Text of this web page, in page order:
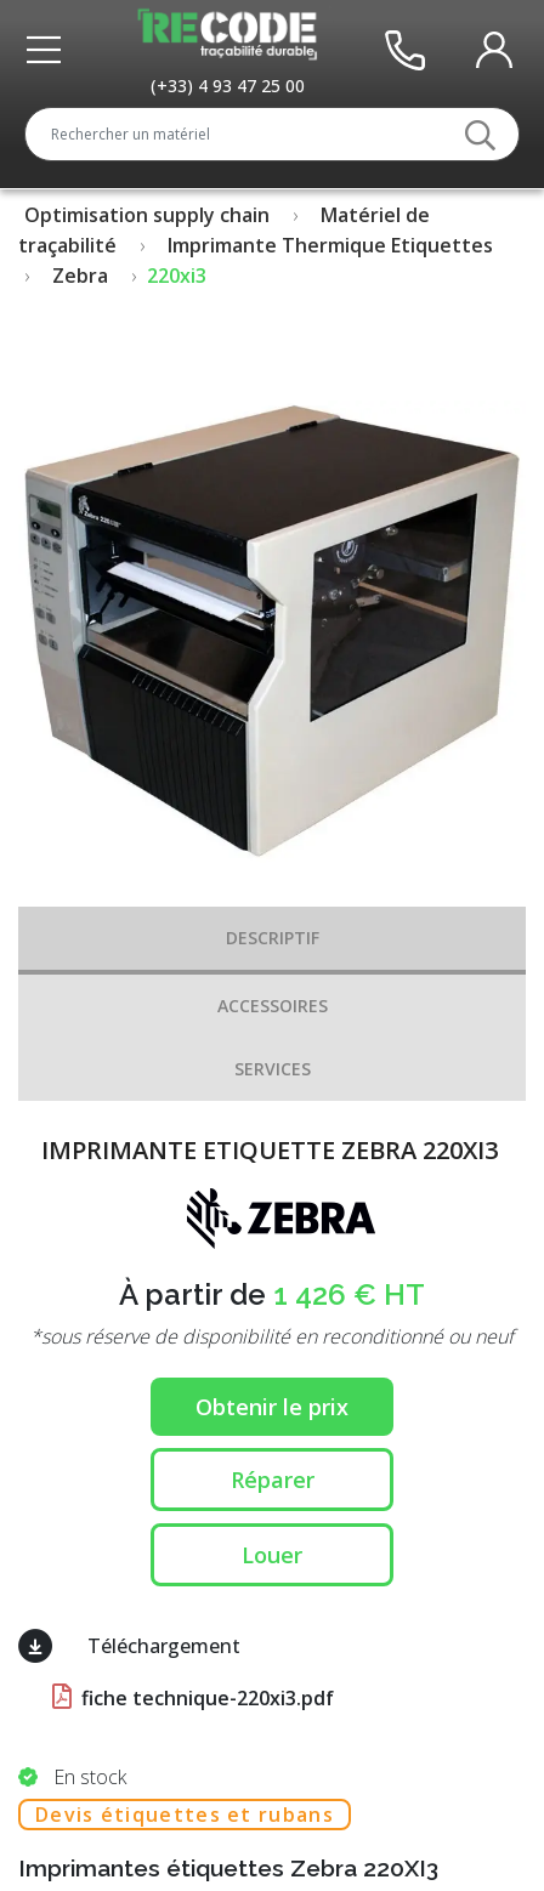
(+33) 4 93 47 25 00
Optimisation supply chain
Matériel de
traçabilité
Imprimante Thermique Etiquettes
Zebra
220xi3
DESCRIPTIF
ACCESSOIRES
SERVICES
IMPRIMANTE ETIQUETTE ZEBRA 220XI3
À partir de 1 426 € HT
*sous réserve de disponibilité en reconditionné ou neuf
Obtenir le prix
Réparer
Louer
Téléchargement
fiche technique-220xi3.pdf
En stock
Devis étiquettes et rubans
Imprimantes étiquettes Zebra 220XI3